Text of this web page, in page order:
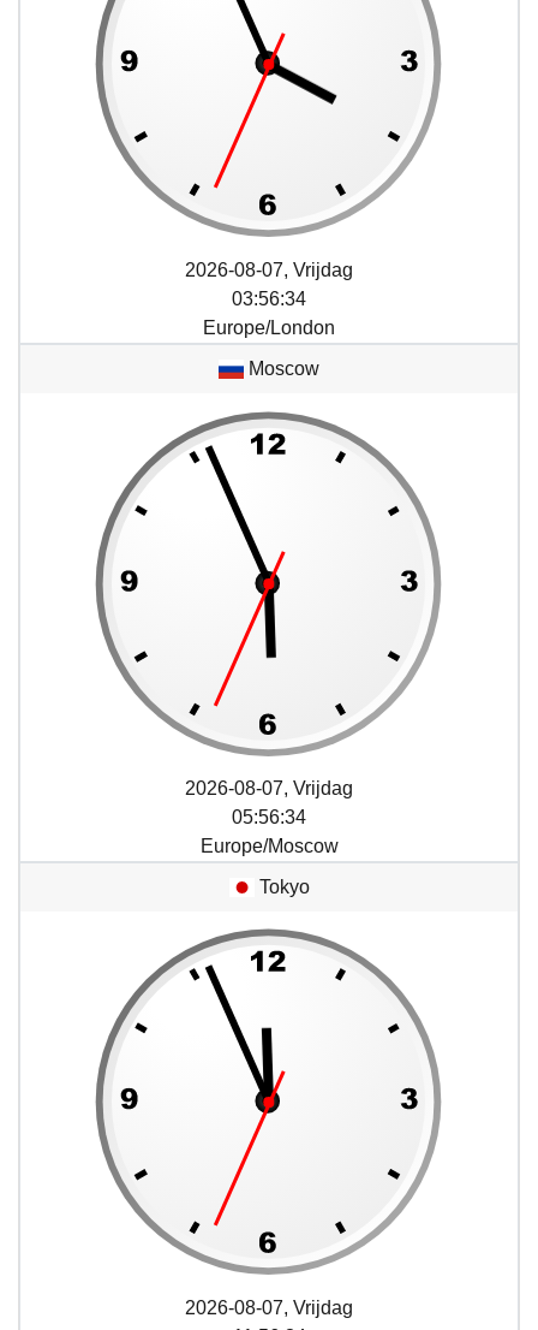
2026-08-07, Vrijdag
03:56:34
Europe/London
Moscow
2026-08-07, Vrijdag
05:56:34
Europe/Moscow
Tokyo
2026-08-07, Vrijdag